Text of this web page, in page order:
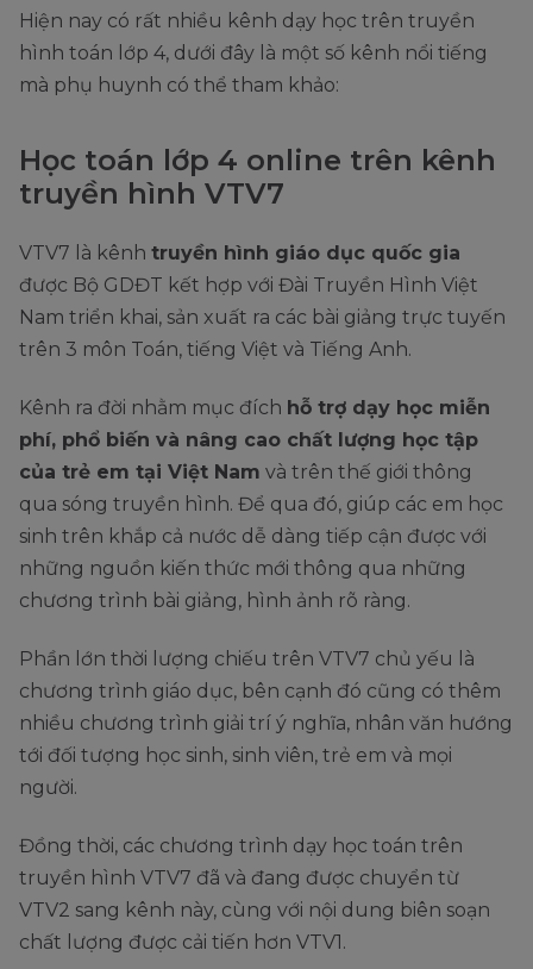
Hiện nay có rất nhiều kênh dạy học trên truyền
hình toán lớp 4, dưới đây là một số kênh nổi tiếng
mà phụ huynh có thể tham khảo:
Học toán lớp 4 online trên kênh
truyền hình VTV7
VTV7 là kênh truyền hình giáo dục quốc gia
được Bộ GDĐT kết hợp với Đài Truyền Hình Việt
Nam triển khai, sản xuất ra các bài giảng trực tuyến
trên 3 môn Toán, tiếng Việt và Tiếng Anh.
Kênh ra đời nhằm mục đích hỗ trợ dạy học miễn
phí, phổ biến và nâng cao chất lượng học tập
của trẻ em tại Việt Nam và trên thế giới thông
qua sóng truyền hình. Để qua đó, giúp các em học
sinh trên khắp cả nước dễ dàng tiếp cận được với
những nguồn kiến thức mới thông qua những
chương trình bài giảng, hình ảnh rõ ràng.
Phần lớn thời lượng chiếu trên VTV7 chủ yếu là
chương trình giáo dục, bên cạnh đó cũng có thêm
nhiều chương trình giải trí ý nghĩa, nhân văn hướng
tới đối tượng học sinh, sinh viên, trẻ em và mọi
người.
Đồng thời, các chương trình dạy học toán trên
truyền hình VTV7 đã và đang được chuyển từ
VTV2 sang kênh này, cùng với nội dung biên soạn
chất lượng được cải tiến hơn VTV1.